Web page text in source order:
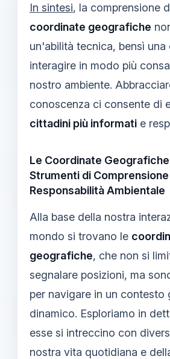
In sintesi, la comprensione
coordinate geografiche
un'abilità tecnica, bensì una
interagire in modo più
nostro ambiente.
conoscenza ci consente di
cittadini più informati e
Le Coordinate
Strumenti di Comprensione
Responsabilità Ambientale
Alla base della nostra
mondo si trovano le
geografiche, che non si
segnalare posizioni, ma
per navigare in un contesto
dinamico. Esploriamo in
esse si intreccino con
nostra vita quotidiana e